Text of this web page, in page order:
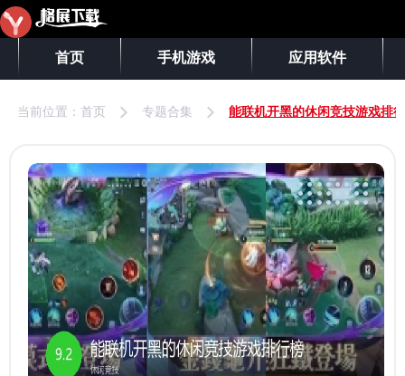
首页 手机游戏 应用软件
当前位置： 首页 专题合集 能联机开黑的休闲竞技游戏排